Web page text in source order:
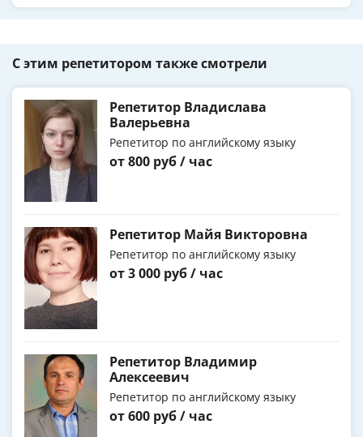
С этим репетитором также смотрели
Репетитор Владислава
Валерьевна
Репетитор по английскому языку
от 800 руб / час
Репетитор Майя Викторовна
Репетитор по английскому языку
от 3 000 руб / час
Репетитор Владимир
Алексеевич
Репетитор по английскому языку
от 600 руб / час